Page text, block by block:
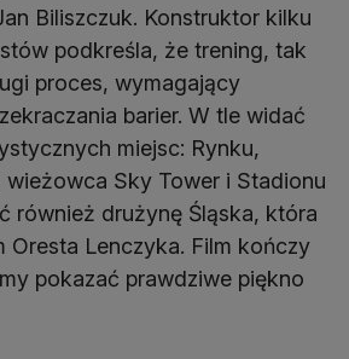
Biliszczuk. Konstruktor kilku
podkreśla, że trening, tak
proces, wymagający
barier. W tle widać
miejsc: Rynku,
wieżowca Sky Tower i Stadionu
również drużynę Śląska, która
Oresta Lenczyka. Film kończy
pokazać prawdziwe piękno